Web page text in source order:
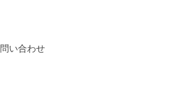
問い合わせ